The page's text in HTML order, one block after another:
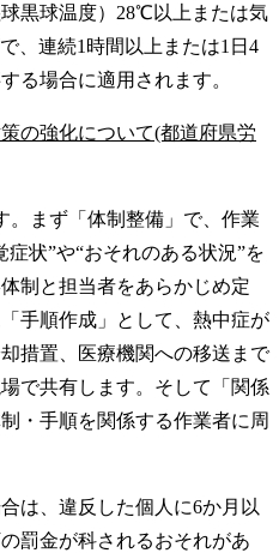
黒球温度）28℃以上または気
、連続1時間以上または1日4
る場合に適用されます。
の強化について(都道府県労
。まず「体制整備」で、作業
状”や“おそれのある状況”を
制と担当者をあらかじめ定
手順作成」として、熱中症が
措置、医療機関への移送まで
で共有します。そして「関係
・手順を関係する作業者に周
は、違反した個人に6か月以
罰金が科されるおそれがあ